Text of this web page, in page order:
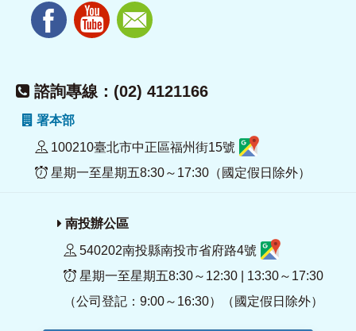
諮詢專線：(02) 4121166
署本部
100210臺北市中正區福州街15號
星期一至星期五8:30～17:30（國定假日除外）
南投辦公區
540202南投縣南投市省府路4號
星期一至星期五8:30～12:30 | 13:30～17:30
（公司登記：9:00～16:30）（國定假日除外）